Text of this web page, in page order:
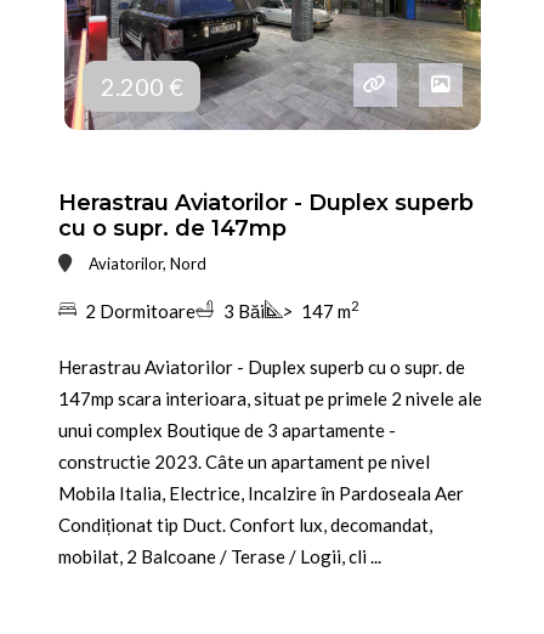
2.200 €
Herastrau Aviatorilor - Duplex superb
cu o supr. de 147mp
Aviatorilor, Nord
2 Dormitoare 3 Băi > 147 m2
Herastrau Aviatorilor - Duplex superb cu o supr. de
147mp scara interioara, situat pe primele 2 nivele ale
unui complex Boutique de 3 apartamente -
constructie 2023. Câte un apartament pe nivel
Mobila Italia, Electrice, Incalzire în Pardoseala Aer
Condiționat tip Duct. Confort lux, decomandat,
mobilat, 2 Balcoane / Terase / Logii, cli ...